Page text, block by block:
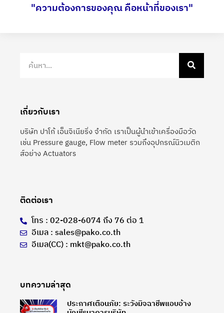
"ความต้องการของคุณ คือหน้าที่ของเรา"
เกี่ยวกับเรา
บริษัท ปาโก้ เอ็นจิเนียริ่ง จำกัด เราเป็นผู้นำเข้าเครื่องมือวัด
เช่น Pressure gauge, Flow meter รวมถึงอุปกรณ์นิวเมติก
ส์อย่าง Actuators
ติดต่อเรา
โทร : 02-028-6074 ถึง 76 ต่อ 1
อีเมล : sales@pako.co.th
อีเมล(CC) : mkt@pako.co.th
บทความล่าสุด
ประกาศเตือนภัย: ระวังมิจฉาชีพแอบอ้าง